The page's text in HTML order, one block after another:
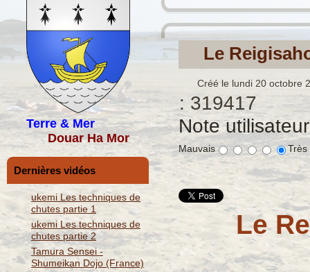
Terre & Mer
Douar Ha Mor
Dernières vidéos
ukemi Les techniques de
chutes partie 1
ukemi Les techniques de
chutes partie 2
Tamura Sensei -
Shumeikan Dojo (France)
Le
Créé le lundi 20 octobre
: 319417
Note
Mauvais
Le